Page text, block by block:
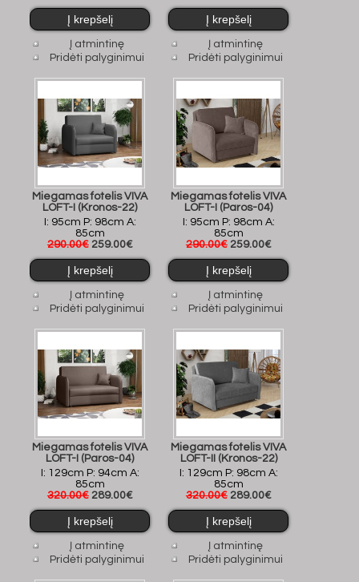
Į atmintinę
Pridėti palyginimui
Į atmintinę
Pridėti palyginimui
Miegamas fotelis VIVA
LOFT-I (Kronos-22)
I: 95cm P: 98cm A:
85cm
290.00€ 259.00€
Į atmintinę
Pridėti palyginimui
Miegamas fotelis VIVA
LOFT-I (Paros-04)
I: 95cm P: 98cm A:
85cm
290.00€ 259.00€
Į atmintinę
Pridėti palyginimui
Miegamas fotelis VIVA
LOFT-I (Paros-04)
I: 129cm P: 94cm A:
85cm
320.00€ 289.00€
Į atmintinę
Pridėti palyginimui
Miegamas fotelis VIVA
LOFT-II (Kronos-22)
I: 129cm P: 98cm A:
85cm
320.00€ 289.00€
Į atmintinę
Pridėti palyginimui